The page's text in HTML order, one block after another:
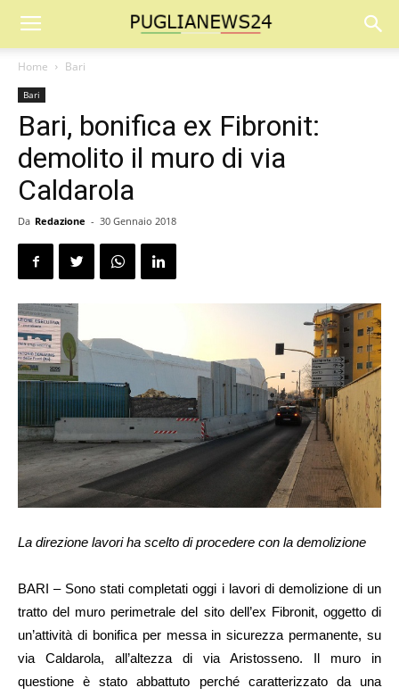
Home Bari
Bari
Bari, bonifica ex Fibronit:
demolito il muro di via
Caldarola
Da Redazione - 30 Gennaio 2018
La direzione lavori ha scelto di procedere con la demolizione
BARI – Sono stati completati oggi i lavori di demolizione di un
tratto del muro perimetrale del sito dell’ex Fibronit, oggetto di
un’attività di bonifica per messa in sicurezza permanente, su
via Caldarola, all’altezza di via Aristosseno. Il muro in
questione è stato abbattuto perché caratterizzato da una